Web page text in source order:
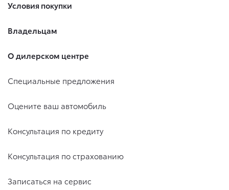
Условия покупки
Владельцам
О дилерском центре
Специальные предложения
Оцените ваш автомобиль
Консультация по кредиту
Консультация по страхованию
Записаться на сервис